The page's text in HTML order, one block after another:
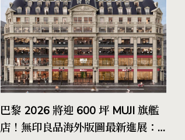
巴黎 2026 將迎 600 坪 MUJI 旗艦
店！無印良品海外版圖最新進展：